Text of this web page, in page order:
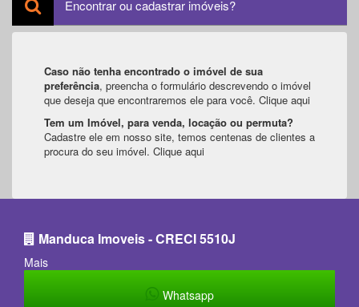
Encontrar ou cadastrar imóveis?
Caso não tenha encontrado o imóvel de sua
preferência, preencha o formulário descrevendo o imóvel
que deseja que encontraremos ele para você. Clique aqui
Tem um Imóvel, para venda, locação ou permuta?
Cadastre ele em nosso site, temos centenas de clientes a
procura do seu imóvel. Clique aqui
Manduca Imoveis - CRECI 5510J
Mais
Whatsapp